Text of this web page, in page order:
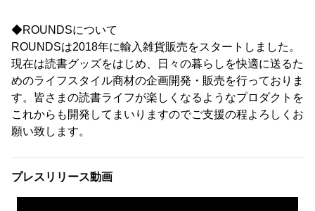
◆ROUNDSについて
ROUNDSは2018年に輸入雑貨販売をスタートしました。
現在は読書グッズをはじめ、日々の暮らしを快適に送るた
めのライフスタイル商材の企画開発・販売を行っておりま
す。皆さまの読書ライフが楽しくなるようなプロダクトを
これからも開発してまいりますのでご支援の程よろしくお
願い致します。
プレスリリース動画